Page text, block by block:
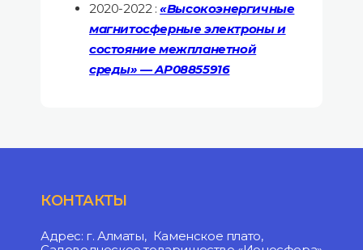
2020-2022 :«Высокоэнергичные
магнитосферные электроны и
состояние межпланетной
среды» — AP08855916
КОНТАКТЫ
Адрес: г. Алматы, Каменское плато,